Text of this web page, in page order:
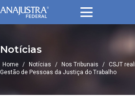
Notícias
Home / Notícias / Nos Tribunais / CSJT
Gestão de Pessoas da Justiça do Trabalho